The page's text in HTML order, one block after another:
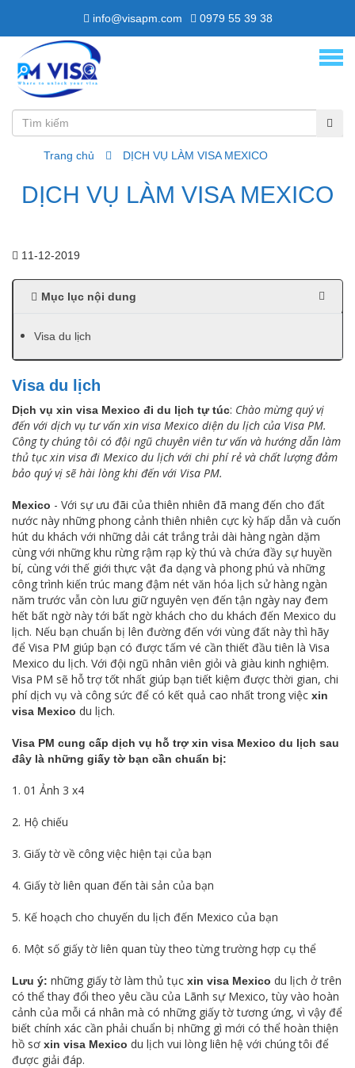
info@visapm.com 0979 55 39 38
Trang chủ DỊCH VỤ LÀM VISA MEXICO
DỊCH VỤ LÀM VISA MEXICO
11-12-2019
Mục lục nội dung
Visa du lịch
Visa du lịch
Dịch vụ xin visa Mexico đi du lịch tự túc: Chào mừng quý vị
đến với dịch vụ tư vấn xin visa Mexico diện du lịch của Visa PM.
Công ty chúng tôi có đội ngũ chuyên viên tư vấn và hướng dẫn làm
thủ tục xin visa đi Mexico du lịch với chi phí rẻ và chất lượng đảm
bảo quý vị sẽ hài lòng khi đến với Visa PM.
Mexico - Với sự ưu đãi của thiên nhiên đã mang đến cho đất
nước này những phong cảnh thiên nhiên cực kỳ hấp dẫn và cuốn
hút du khách với những dải cát trắng trải dài hàng ngàn dặm
cùng với những khu rừng rậm rạp kỳ thú và chứa đầy sự huyền
bí, cùng với thế giới thực vật đa dạng và phong phú và những
công trình kiến trúc mang đậm nét văn hóa lịch sử hàng ngàn
năm trước vẫn còn lưu giữ nguyên vẹn đến tận ngày nay đem
hết bất ngờ này tới bất ngờ khách cho du khách đến Mexico du
lịch. Nếu bạn chuẩn bị lên đường đến với vùng đất này thì hãy
để Visa PM giúp bạn có được tấm vé cần thiết đầu tiên là Visa
Mexico du lịch. Với đội ngũ nhân viên giỏi và giàu kinh nghiệm.
Visa PM sẽ hỗ trợ tốt nhất giúp bạn tiết kiệm được thời gian, chi
phí dịch vụ và công sức để có kết quả cao nhất trong việc xin
visa Mexico du lịch.
Visa PM cung cấp dịch vụ hỗ trợ xin visa Mexico du lịch sau
đây là những giấy tờ bạn cần chuẩn bị:
1. 01 Ảnh 3 x4
2. Hộ chiếu
3. Giấy tờ về công việc hiện tại của bạn
4. Giấy tờ liên quan đến tài sản của bạn
5. Kế hoạch cho chuyến du lịch đến Mexico của bạn
6. Một số giấy tờ liên quan tùy theo từng trường hợp cụ thể
Lưu ý: những giấy tờ làm thủ tục xin visa Mexico du lịch ở trên
có thể thay đổi theo yêu cầu của Lãnh sự Mexico, tùy vào hoàn
cảnh của mỗi cá nhân mà có những giấy tờ tương ứng, vì vậy để
biết chính xác cần phải chuẩn bị những gì mới có thể hoàn thiện
hồ sơ xin visa Mexico du lịch vui lòng liên hệ với chúng tôi để
được giải đáp.